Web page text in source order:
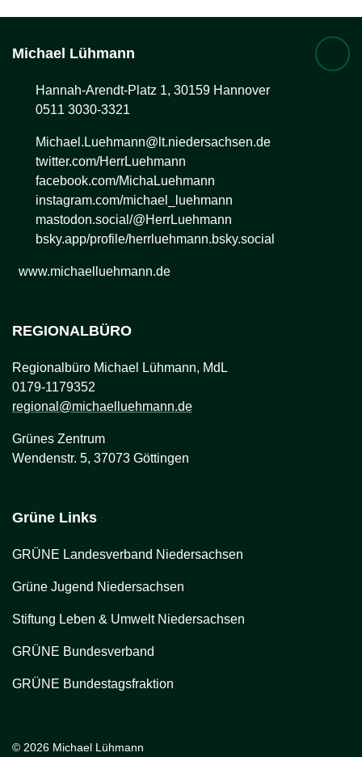
Michael Lühmann
Hannah-Arendt-Platz 1, 30159 Hannover
0511 3030-3321
Michael.Luehmann@lt.niedersachsen.de
twitter.com/HerrLuehmann
facebook.com/MichaLuehmann
instagram.com/michael_luehmann
mastodon.social/@HerrLuehmann
bsky.app/profile/herrluehmann.bsky.social
www.michaelluehmann.de
REGIONALBÜRO
Regionalbüro Michael Lühmann, MdL
0179-1179352
regional@michaelluehmann.de
Grünes Zentrum
Wendenstr. 5, 37073 Göttingen
Grüne Links
GRÜNE Landesverband Niedersachsen
Grüne Jugend Niedersachsen
Stiftung Leben & Umwelt Niedersachsen
GRÜNE Bundesverband
GRÜNE Bundestagsfraktion
© 2026 Michael Lühmann